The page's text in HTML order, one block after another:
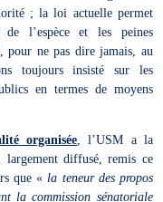
; la loi actuelle permet
de l’espèce et les peines
pour ne pas dire jamais, au
toujours insisté sur les
en termes de moyens
organisée , l’USM a la
diffusé, remis ce
que « la teneur des propos
la commission sénatoriale